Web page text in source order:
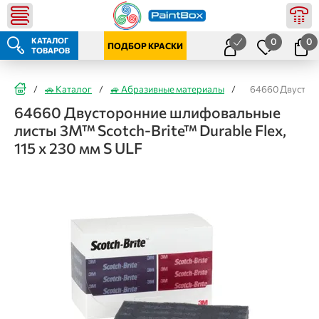
КАТАЛОГ
ТОВАРОВ
ПОДБОР КРАСКИ 0 0
/ 🚗 Каталог / 🚙 Абразивные материалы / 64660
64660 Двусторонние шлифовальные
листы 3M™ Scotch-Brite™ Durable Flex,
115 х 230 мм S ULF